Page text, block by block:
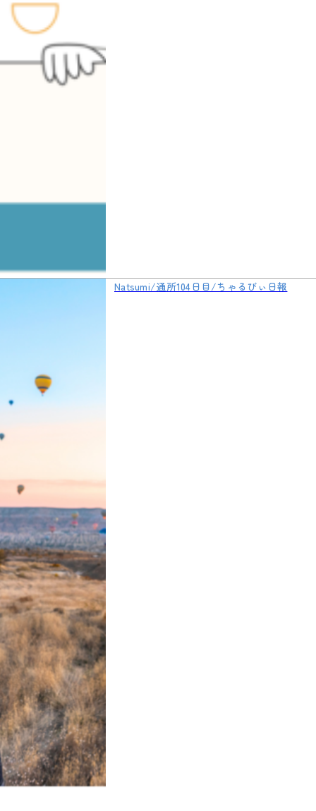
Natsumi/通所104日目/ちゃるびぃ日報